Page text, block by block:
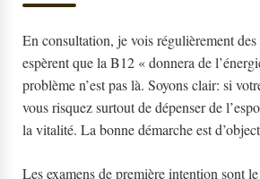
En consultation, je vois régulièrement des
espèrent que la B12 « donnera de
problème n’est pas là. Soyons clair: si
vous risquez surtout de dépenser de
la vitalité. La bonne démarche est
Les examens de première intention sont